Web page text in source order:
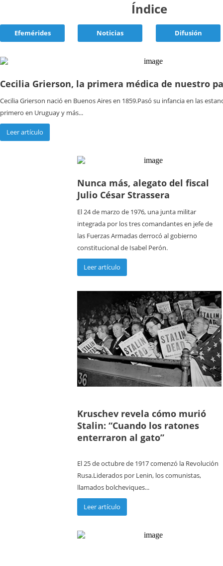
Índice
Efemérides Noticias Difusión
Cecilia Grierson, la primera médica de nuestro
Cecilia Grierson nació en Buenos Aires en 1859.Pasó su infancia en las
primero en Uruguay y más...
Leer artículo
Nunca más, alegato del fiscal
Julio César Strassera
El 24 de marzo de 1976, una junta militar
integrada por los tres comandantes en jefe de
las Fuerzas Armadas derrocó al gobierno
constitucional de Isabel Perón.
Leer artículo
Kruschev revela cómo murió
Stalin: “Cuando los ratones
enterraron al gato”
El 25 de octubre de 1917 comenzó la Revolución
Rusa.Liderados por Lenin, los comunistas,
llamados bolcheviques...
Leer artículo